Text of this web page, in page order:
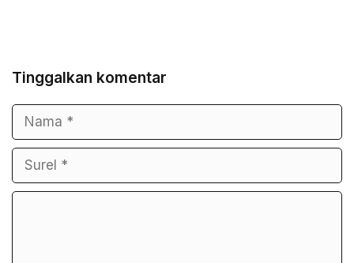
Tinggalkan komentar
Nama
Surel
Komentar